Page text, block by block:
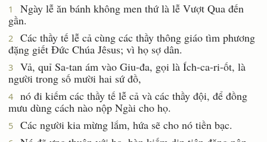
1
Ngày lễ ăn bánh không men thứ là lễ Vượt Qua đến
gần.
2
Các thầy tế lễ cả cùng các thầy thông giáo tìm phương
đặng giết Ðức Chúa Jêsus; vì họ sợ dân.
3
Vả, quỉ Sa-tan ám vào Giu-đa, gọi là Ích-ca-ri-ốt, là
người trong số mười hai sứ đồ,
4
nó đi kiếm các thầy tế lễ cả và các thầy đội, để đồng
mưu dùng cách nào nộp Ngài cho họ.
5 Các người kia mừng lắm, hứa sẽ cho nó tiền bạc.